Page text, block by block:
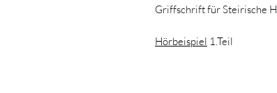
Griffschrift für Steirische
Hörbeispiel 1.Teil